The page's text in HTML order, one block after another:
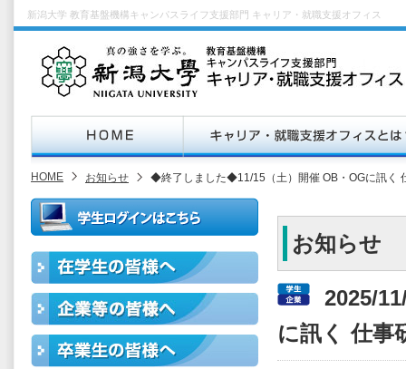
新潟大学 教育基盤機構キャンパスライフ支援部門 キャリア・就職支援オフィス
HOME お知らせ ◆終了しました◆11/15（土）開催 OB・OGに訊く
お知らせ
2025/
に訊く 仕事